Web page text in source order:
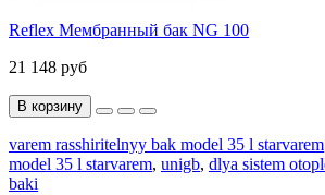
Reflex Мембранный бак NG 100
21 148 руб
В корзину
varem rasshiritelnyy bak model 35 l starvarem
model 35 l starvarem, unigb, dlya sistem
baki